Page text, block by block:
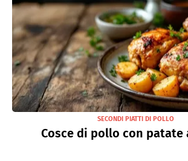
SECONDI PIATTI DI POLLO
Cosce di pollo con patate